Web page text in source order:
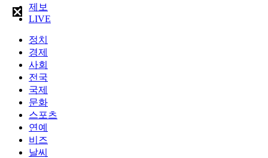
제보
LIVE
정치
경제
사회
전국
국제
문화
스포츠
연예
비즈
날씨